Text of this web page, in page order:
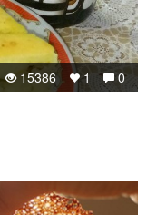
0
1
15386